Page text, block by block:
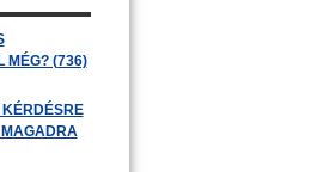
MÉG? (736)